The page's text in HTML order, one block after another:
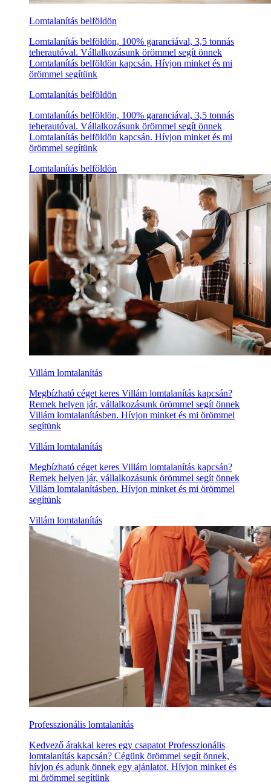
Lomtalanítás belföldön
Lomtalanítás belföldön, 100% garanciával, 3,5 tonnás
teherautóval. Vállalkozásunk örömmel segít önnek
Lomtalanítás belföldön kapcsán. Hívjon minket és mi
örömmel segítünk
Lomtalanítás belföldön
Lomtalanítás belföldön, 100% garanciával, 3,5 tonnás
teherautóval. Vállalkozásunk örömmel segít önnek
Lomtalanítás belföldön kapcsán. Hívjon minket és mi
örömmel segítünk
Lomtalanítás belföldön
Villám lomtalanítás
Megbízható céget keres Villám lomtalanítás kapcsán?
Remek helyen jár, vállalkozásunk örömmel segít önnek
Villám lomtalanításben. Hívjon minket és mi örömmel
segítünk
Villám lomtalanítás
Megbízható céget keres Villám lomtalanítás kapcsán?
Remek helyen jár, vállalkozásunk örömmel segít önnek
Villám lomtalanításben. Hívjon minket és mi örömmel
segítünk
Villám lomtalanítás
Professzionális lomtalanítás
Kedvező árakkal keres egy csapatot Professzionális
lomtalanítás kapcsán? Cégünk örömmel segít önnek,
hívjon és adunk önnek egy ajánlatot. Hívjon minket és
mi örömmel segítünk